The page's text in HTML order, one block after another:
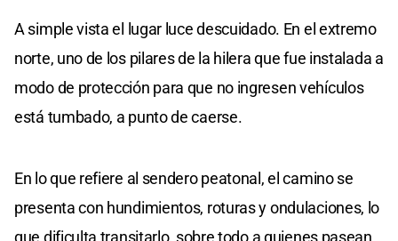
A simple vista el lugar luce descuidado. En el extremo
norte, uno de los pilares de la hilera que fue instalada a
modo de protección para que no ingresen vehículos
está tumbado, a punto de caerse.
En lo que refiere al sendero peatonal, el camino se
presenta con hundimientos, roturas y ondulaciones, lo
que dificulta transitarlo, sobre todo a quienes pasean